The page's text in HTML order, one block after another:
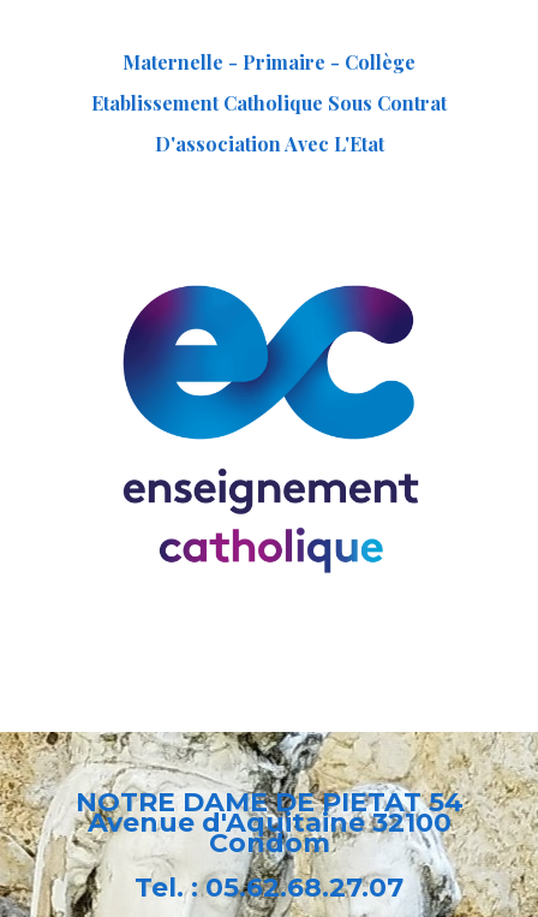
Maternelle - Primaire - Collège
Etablissement Catholique Sous Contrat
D'association Avec L'Etat
NOTRE DAME DE PIETAT 54
Avenue d'Aquitaine 32100
Condom
Tel. :05.62.68.27.07